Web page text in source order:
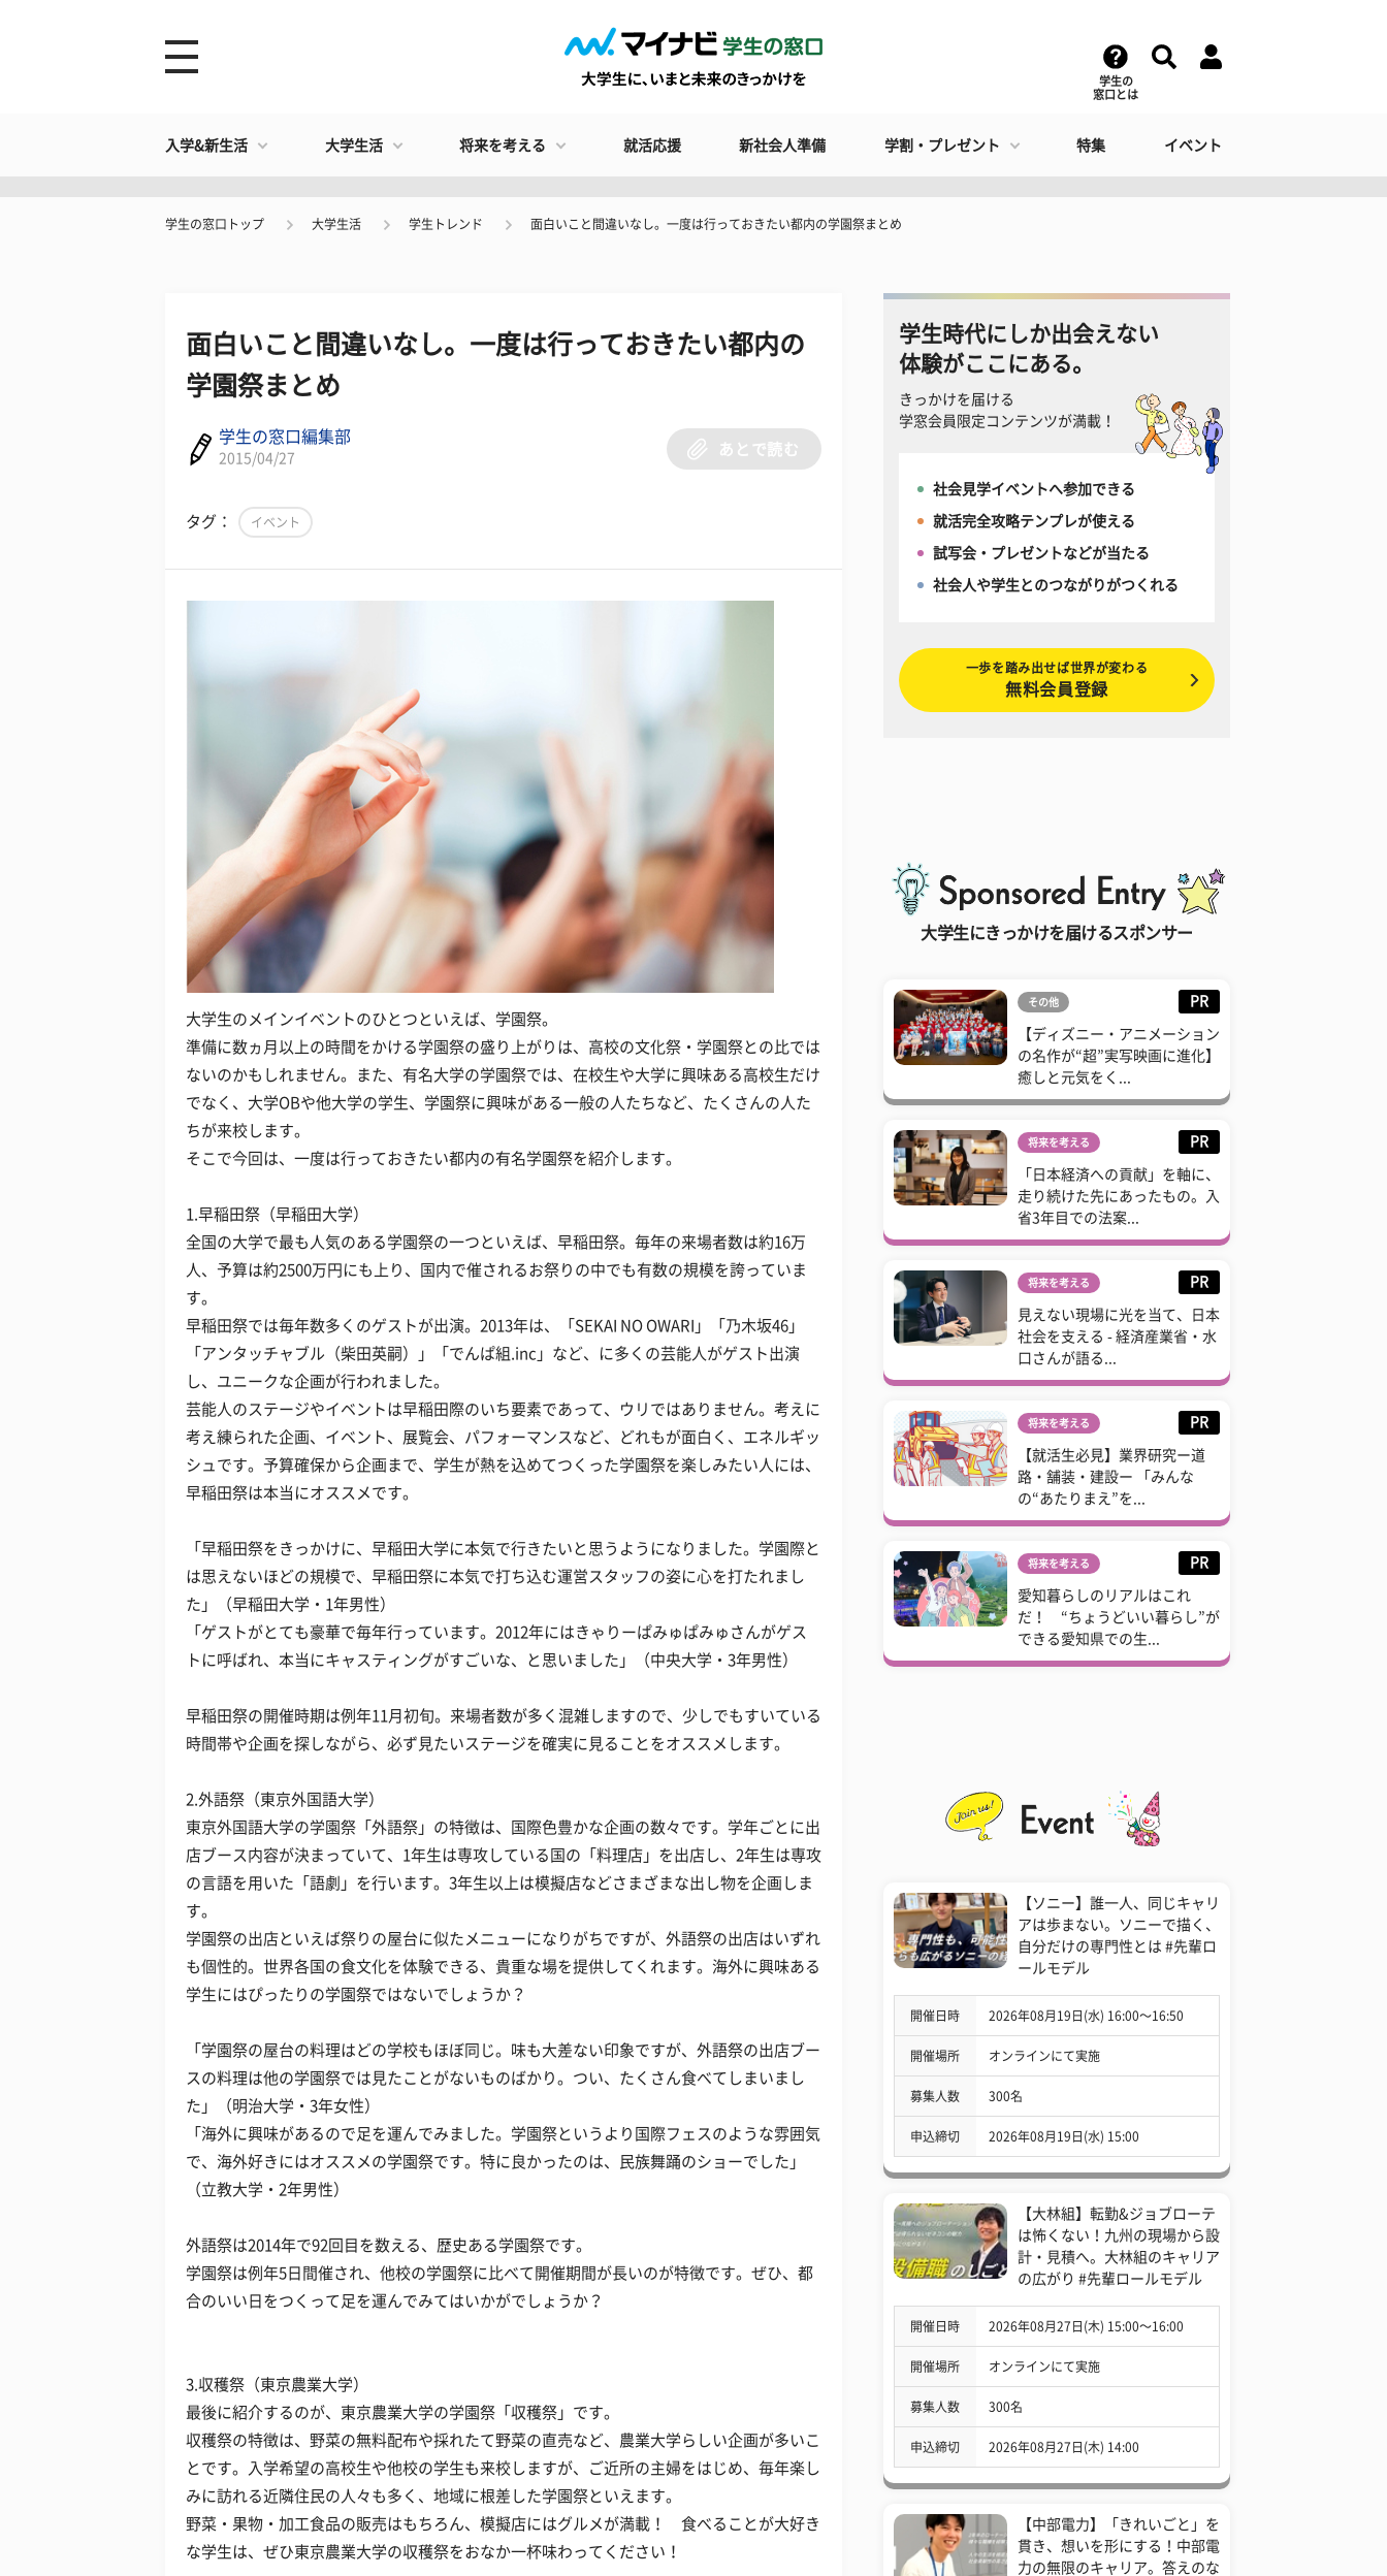
学生の
窓口とは
入学&新生活 大学生活 将来を考える 就活応援 新社会人準備 学割・プレゼント 特集 イベント
学生の窓口トップ 大学生活 学生トレンド 面白いこと間違いなし。一度は行っておきたい都内の学園祭まとめ
面白いこと間違いなし。一度は行っておきたい都内の
学園祭まとめ
学生の窓口編集部
2015/04/27
あとで読む
タグ： イベント
大学生のメインイベントのひとつといえば、学園祭。
準備に数ヵ月以上の時間をかける学園祭の盛り上がりは、高校の文化祭・学園祭との比では
ないのかもしれません。また、有名大学の学園祭では、在校生や大学に興味ある高校生だけ
でなく、大学OBや他大学の学生、学園祭に興味がある一般の人たちなど、たくさんの人た
ちが来校します。
そこで今回は、一度は行っておきたい都内の有名学園祭を紹介します。
1.早稲田祭（早稲田大学）
全国の大学で最も人気のある学園祭の一つといえば、早稲田祭。毎年の来場者数は約16万
人、予算は約2500万円にも上り、国内で催されるお祭りの中でも有数の規模を誇っていま
す。
早稲田祭では毎年数多くのゲストが出演。2013年は、「SEKAI NO OWARI」「乃木坂46」
「アンタッチャブル（柴田英嗣）」「でんぱ組.inc」など、に多くの芸能人がゲスト出演
し、ユニークな企画が行われました。
芸能人のステージやイベントは早稲田際のいち要素であって、ウリではありません。考えに
考え練られた企画、イベント、展覧会、パフォーマンスなど、どれもが面白く、エネルギッ
シュです。予算確保から企画まで、学生が熱を込めてつくった学園祭を楽しみたい人には、
早稲田祭は本当にオススメです。
「早稲田祭をきっかけに、早稲田大学に本気で行きたいと思うようになりました。学園際と
は思えないほどの規模で、早稲田祭に本気で打ち込む運営スタッフの姿に心を打たれまし
た」（早稲田大学・1年男性）
「ゲストがとても豪華で毎年行っています。2012年にはきゃりーぱみゅぱみゅさんがゲス
トに呼ばれ、本当にキャスティングがすごいな、と思いました」（中央大学・3年男性）
早稲田祭の開催時期は例年11月初旬。来場者数が多く混雑しますので、少しでもすいている
時間帯や企画を探しながら、必ず見たいステージを確実に見ることをオススメします。
2.外語祭（東京外国語大学）
東京外国語大学の学園祭「外語祭」の特徴は、国際色豊かな企画の数々です。学年ごとに出
店ブース内容が決まっていて、1年生は専攻している国の「料理店」を出店し、2年生は専攻
の言語を用いた「語劇」を行います。3年生以上は模擬店などさまざまな出し物を企画しま
す。
学園祭の出店といえば祭りの屋台に似たメニューになりがちですが、外語祭の出店はいずれ
も個性的。世界各国の食文化を体験できる、貴重な場を提供してくれます。海外に興味ある
学生にはぴったりの学園祭ではないでしょうか？
「学園祭の屋台の料理はどの学校もほぼ同じ。味も大差ない印象ですが、外語祭の出店ブー
スの料理は他の学園祭では見たことがないものばかり。つい、たくさん食べてしまいまし
た」（明治大学・3年女性）
「海外に興味があるので足を運んでみました。学園祭というより国際フェスのような雰囲気
で、海外好きにはオススメの学園祭です。特に良かったのは、民族舞踊のショーでした」
（立教大学・2年男性）
外語祭は2014年で92回目を数える、歴史ある学園祭です。
学園祭は例年5日間催され、他校の学園祭に比べて開催期間が長いのが特徴です。ぜひ、都
合のいい日をつくって足を運んでみてはいかがでしょうか？
3.収穫祭（東京農業大学）
最後に紹介するのが、東京農業大学の学園祭「収穫祭」です。
収穫祭の特徴は、野菜の無料配布や採れたて野菜の直売など、農業大学らしい企画が多いこ
とです。入学希望の高校生や他校の学生も来校しますが、ご近所の主婦をはじめ、毎年楽し
みに訪れる近隣住民の人々も多く、地域に根差した学園祭といえます。
野菜・果物・加工食品の販売はもちろん、模擬店にはグルメが満載！ 食べることが大好き
な学生は、ぜひ東京農業大学の収穫祭をおなか一杯味わってください！
学生時代にしか出会えない
体験がここにある。
きっかけを届ける
学窓会員限定コンテンツが満載！
社会見学イベントへ参加できる
就活完全攻略テンプレが使える
試写会・プレゼントなどが当たる
社会人や学生とのつながりがつくれる
一歩を踏み出せば世界が変わる
無料会員登録
大学生にきっかけを届けるスポンサー
その他 PR
【ディズニー・アニメーション
の名作が“超”実写映画に進化】
癒しと元気をく...
将来を考える PR
「日本経済への貢献」を軸に、
走り続けた先にあったもの。入
省3年目での法案...
将来を考える PR
見えない現場に光を当て、日本
社会を支える - 経済産業省・水
口さんが語る...
将来を考える PR
【就活生必見】業界研究ー道
路・舗装・建設ー 「みんな
の“あたりまえ”を...
将来を考える PR
愛知暮らしのリアルはこれ
だ！ “ちょうどいい暮らし”が
できる愛知県での生...
【ソニー】誰一人、同じキャリ
アは歩まない。ソニーで描く、
自分だけの専門性とは #先輩ロ
ールモデル
開催日時 2026年08月19日(水) 16:00〜16:50
開催場所 オンラインにて実施
募集人数 300名
申込締切 2026年08月19日(水) 15:00
【大林組】転勤&ジョブローテ
は怖くない！九州の現場から設
計・見積へ。大林組のキャリア
の広がり #先輩ロールモデル
開催日時 2026年08月27日(木) 15:00〜16:00
開催場所 オンラインにて実施
募集人数 300名
申込締切 2026年08月27日(木) 14:00
【中部電力】「きれいごと」を
貫き、想いを形にする！中部電
力の無限のキャリア。答えのな